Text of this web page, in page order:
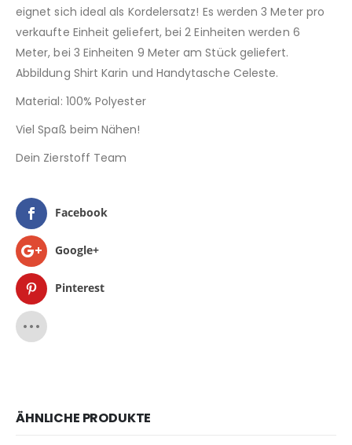
eignet sich ideal als Kordelersatz! Es werden 3 Meter pro
verkaufte Einheit geliefert, bei 2 Einheiten werden 6
Meter, bei 3 Einheiten 9 Meter am Stück geliefert.
Abbildung Shirt Karin und Handytasche Celeste.
Material: 100% Polyester
Viel Spaß beim Nähen!
Dein Zierstoff Team
Facebook
Google+
Pinterest
ÄHNLICHE PRODUKTE